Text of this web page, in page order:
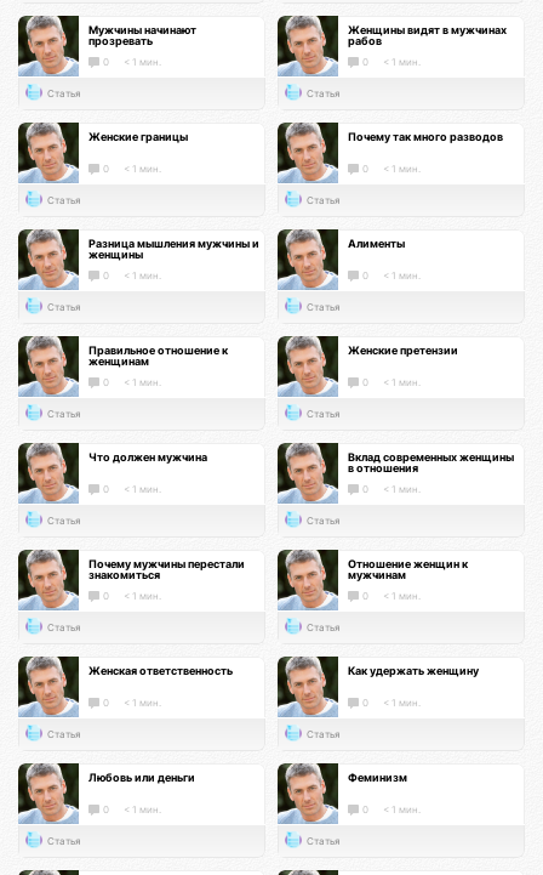
Мужчины начинают
прозревать
0 < 1 мин.
Статья
Женщины видят в мужчинах
рабов
0 < 1 мин.
Статья
Женские границы
0 < 1 мин.
Статья
Почему так много разводов
0 < 1 мин.
Статья
Разница мышления мужчины и
женщины
0 < 1 мин.
Статья
Алименты
0 < 1 мин.
Статья
Правильное отношение к
женщинам
0 < 1 мин.
Статья
Женские претензии
0 < 1 мин.
Статья
Что должен мужчина
0 < 1 мин.
Статья
Вклад современных женщины
в отношения
0 < 1 мин.
Статья
Почему мужчины перестали
знакомиться
0 < 1 мин.
Статья
Отношение женщин к
мужчинам
0 < 1 мин.
Статья
Женская ответственность
0 < 1 мин.
Статья
Как удержать женщину
0 < 1 мин.
Статья
Любовь или деньги
0 < 1 мин.
Статья
Феминизм
0 < 1 мин.
Статья